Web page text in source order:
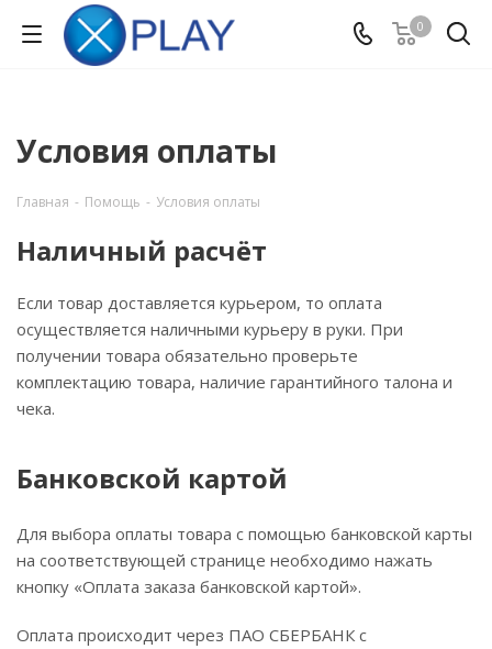
0
Условия оплаты
Главная - Помощь - Условия оплаты
Наличный расчёт
Если товар доставляется курьером, то оплата
осуществляется наличными курьеру в руки. При
получении товара обязательно проверьте
комплектацию товара, наличие гарантийного талона и
чека.
Банковской картой
Для выбора оплаты товара с помощью банковской карты
на соответствующей странице необходимо нажать
кнопку «Оплата заказа банковской картой».
Оплата происходит через ПАО СБЕРБАНК с